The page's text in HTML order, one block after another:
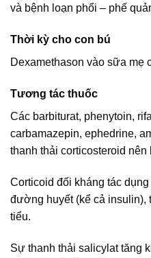
và bệnh loạn phổi – phế
Thời kỳ cho con bú
Dexamethason vào sữa mẹ
Tương tác thuốc
Các barbiturat, phenytoin,
carbamazepin, ephedrine,
thanh thải corticosteroid
Corticoid đối kháng tác
đường huyết (kể cả insulin),
tiểu.
Sự thanh thải salicylat tăng